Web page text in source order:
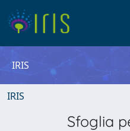
IRIS
IRIS
Sfoglia